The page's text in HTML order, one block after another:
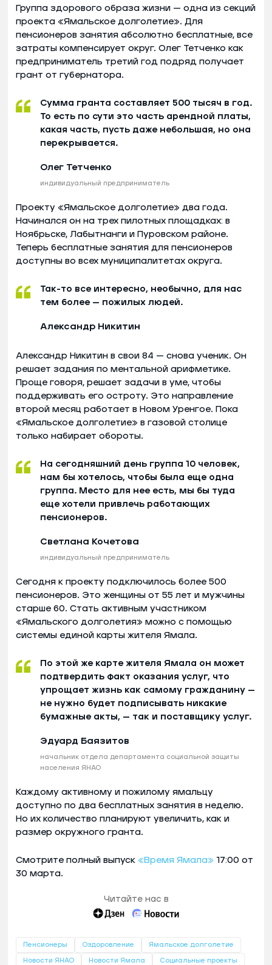
Группа здорового образа жизни — одна из секций
проекта «Ямальское долголетие». Для
пенсионеров занятия абсолютно бесплатные, все
затраты компенсирует округ. Олег Тетченко как
предприниматель третий год подряд получает
грант от губернатора.
Сумма гранта составляет 500 тысяч в год.
То есть по сути это часть арендной платы,
какая часть, пусть даже небольшая, но она
перекрывается.
Олег Тетченко
индивидуальный предприниматель
Проекту «Ямальское долголетие» два года.
Начинался он на трех пилотных площадках: в
Ноябрьске, Лабытнанги и Пуровском районе.
Теперь бесплатные занятия для пенсионеров
доступны во всех муниципалитетах округа.
Так-то все интересно, необычно, для нас
тем более — пожилых людей.
Александр Никитин
Александр Никитин в свои 84 — снова ученик. Он
решает задания по ментальной арифметике.
Проще говоря, решает задачи в уме, чтобы
поддерживать его остроту. Это направление
второй месяц работает в Новом Уренгое. Пока
«Ямальское долголетие» в газовой столице
только набирает обороты.
На сегодняшний день группа 10 человек,
нам бы хотелось, чтобы была еще одна
группа. Место для нее есть, мы бы туда
еще хотели привлечь работающих
пенсионеров.
Светлана Кочетова
индивидуальный предприниматель
Сегодня к проекту подключилось более 500
пенсионеров. Это женщины от 55 лет и мужчины
старше 60. Стать активным участником
«Ямальского долголетия» можно с помощью
системы единой карты жителя Ямала.
По этой же карте жителя Ямала он может
подтвердить факт оказания услуг, что
упрощает жизнь как самому гражданину —
не нужно будет подписывать никакие
бумажные акты, — так и поставщику услуг.
Эдуард Баязитов
начальник отдела департамента социальной защиты
населения ЯНАО
Каждому активному и пожилому ямальцу
доступно по два бесплатных занятия в неделю.
Но их количество планируют увеличить, как и
размер окружного гранта.
Смотрите полный выпуск «Время Ямала» 17:00 от
30 марта.
Читайте нас в
Пенсионеры Оздоровление Ямальское долголетие
Новости ЯНАО Новости Ямала Социальные проекты